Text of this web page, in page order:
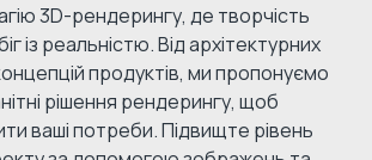
3D-рендерингу, де творчість
із реальністю. Від архітектурних
продуктів, ми пропонуємо
рішення рендерингу, щоб
ваші потреби. Підвищте рівень